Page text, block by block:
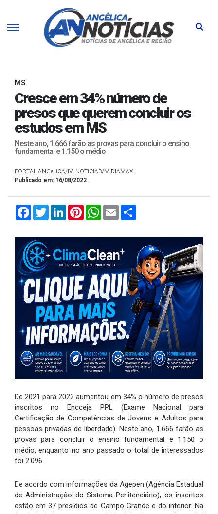
MS
Cresce em 34% número de
presos que querem concluir os
estudos em MS
Neste ano, 1.666 farão as provas para concluir o ensino
fundamental e 1.150 o médio
PORTAL ANGéLICA/IVI NOTíCIAS/MIDIAMAX
Publicado em: 16/08/2022
FacebookTwitterLinkedInPinterestWhatsApp
Email
De 2021 para 2022 aumentou em 34% o número de presos
inscritos no Encceja PPL (Exame Nacional para
Certificação de Competências de Jovens e Adultos para
pessoas privadas de liberdade). Neste ano, 1.666 farão as
provas para concluir o ensino fundamental e 1.150 o
médio, enquanto no ano passado o total de interessados
foi 2.096.
De acordo com informações da Agepen (Agência Estadual
de Administração do Sistema Penitenciário), os inscritos
estão em 37 presídios de Campo Grande e do interior. Na